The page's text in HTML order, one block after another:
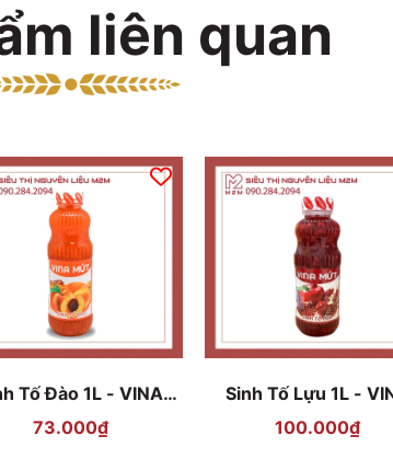
liên quan
Tố Đào 1L - VINA
MỨT
73.000₫
Sinh Tố Lựu 1L -
MỨT
100.000₫